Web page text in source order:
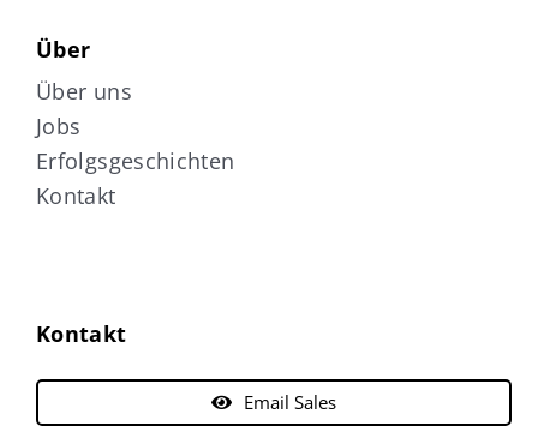
Über
Über uns
Jobs
Erfolgsgeschichten
Kontakt
Kontakt
Email Sales